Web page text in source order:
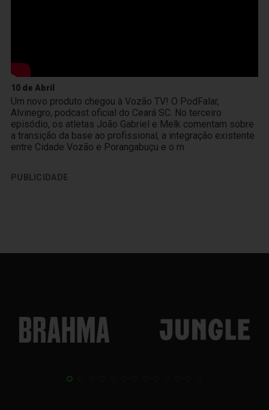
10 de Abril
Um novo produto chegou à Vozão TV! O PodFalar,
Alvinegro, podcast oficial do Ceará SC. No terceiro
episódio, os atletas João Gabriel e Melk comentam sobre
a transição da base ao profissional, a integração existente
entre Cidade Vozão e Porangabuçu e o m
PUBLICIDADE